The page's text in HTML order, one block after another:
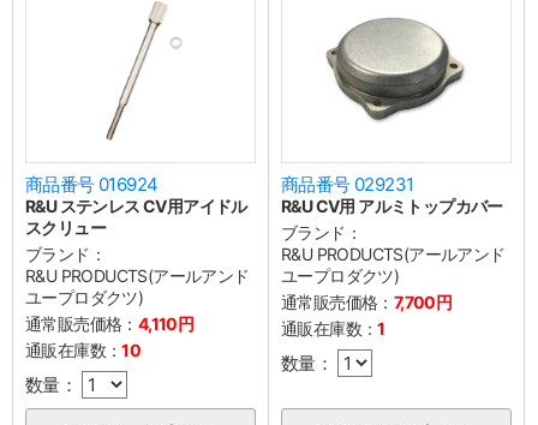
商品番号 016924
R&U ステンレス CV用アイドル
スクリュー
ブランド：
R&U PRODUCTS(アールアンド
ユープロダクツ)
通常販売価格： 4,110円
通販在庫数：10
数量：
商品番号 029231
R&U CV用 アルミトップカバー
ブランド：
R&U PRODUCTS(アールアンド
ユープロダクツ)
通常販売価格： 7,700円
通販在庫数：1
数量：